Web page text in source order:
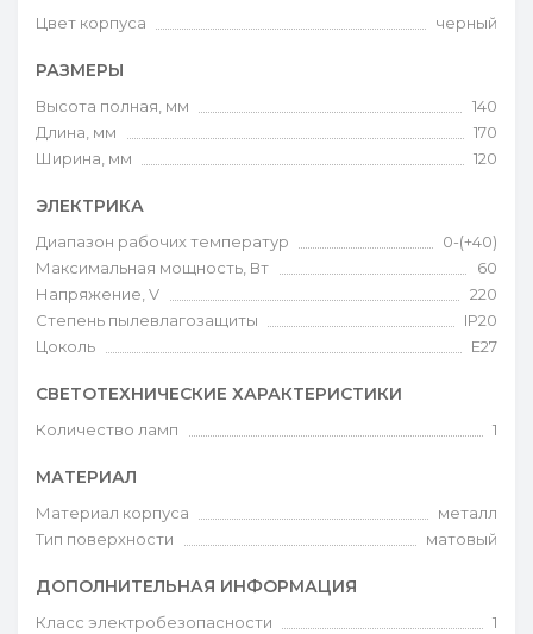
Цвет корпуса черный
РАЗМЕРЫ
Высота полная, мм
140
Длина, мм
170
Ширина, мм
120
ЭЛЕКТРИКА
Диапазон рабочих температур
0-(+40)
Максимальная мощность, Вт
60
Напряжение, V
220
Степень пылевлагозащиты
IP20
Цоколь
E27
СВЕТОТЕХНИЧЕСКИЕ ХАРАКТЕРИСТИКИ
Количество ламп 1
МАТЕРИАЛ
Материал корпуса
металл
Тип поверхности
матовый
ДОПОЛНИТЕЛЬНАЯ ИНФОРМАЦИЯ
Класс электробезопасности
1